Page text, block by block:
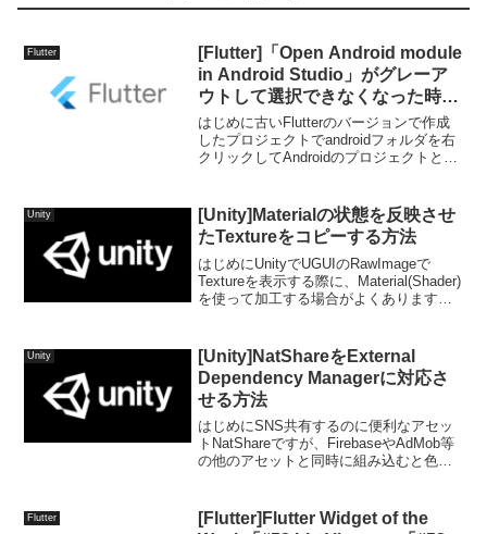
Flutter
[Flutter]「Open Android module
in Android Studio」がグレーア
ウトして選択できなくなった時の
対応
はじめに古いFlutterのバージョンで作成
したプロジェクトでandroidフォルダを右
クリックしてAndroidのプロジェクトとし
Unity
[Unity]Materialの状態を反映させ
たTextureをコピーする方法
はじめにUnityでUGUIのRawImageで
Textureを表示する際に、Material(Shader)
を使って加工する場合がよくあります。
Unity
[Unity]NatShareをExternal
Dependency Managerに対応さ
せる方法
はじめにSNS共有するのに便利なアセッ
トNatShareですが、FirebaseやAdMob等
の他のアセットと同時に組み込むと色々
てNatShareをExternal ...
Flutter
[Flutter]Flutter Widget of the